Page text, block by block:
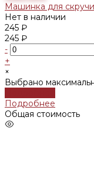
Машинка для
Нет в наличии
245 ₽
245 ₽
-
+
×
Выбрано
Подробнее
Общая стоимость